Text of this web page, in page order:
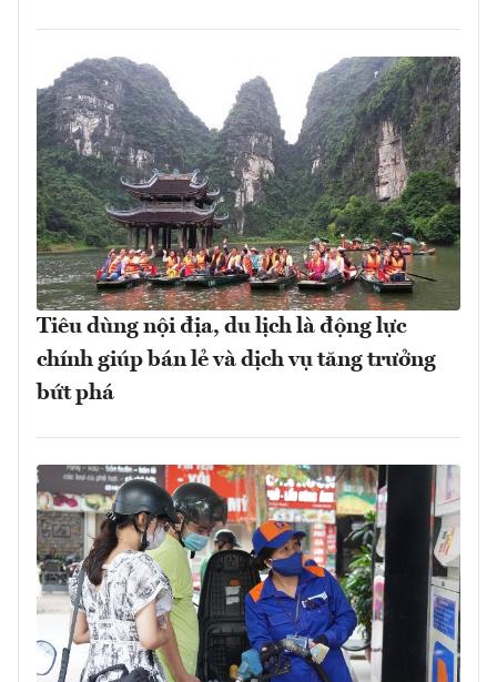
Tiêu dùng nội địa, du lịch là động lực
chính giúp bán lẻ và dịch vụ tăng trưởng
bứt phá